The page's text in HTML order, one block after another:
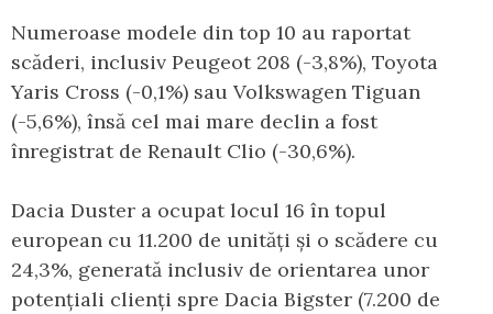
Numeroase modele din top 10 au raportat
scăderi, inclusiv Peugeot 208 (-3,8%), Toyota
Yaris Cross (-0,1%) sau Volkswagen Tiguan
(-5,6%), însă cel mai mare declin a fost
înregistrat de Renault Clio (-30,6%).
Dacia Duster a ocupat locul 16 în topul
european cu 11.200 de unități și o scădere cu
24,3%, generată inclusiv de orientarea unor
potențiali clienți spre Dacia Bigster (7.200 de